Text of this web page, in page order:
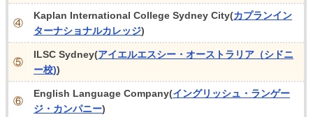
④
Kaplan International College Sydney City(カプランイン
ターナショナルカレッジ)
⑤
ILSC Sydney(アイエルエスシー・オーストラリア（シドニ
ー校))
⑥
English Language Company(イングリッシュ・ランゲー
ジ・カンパニー)